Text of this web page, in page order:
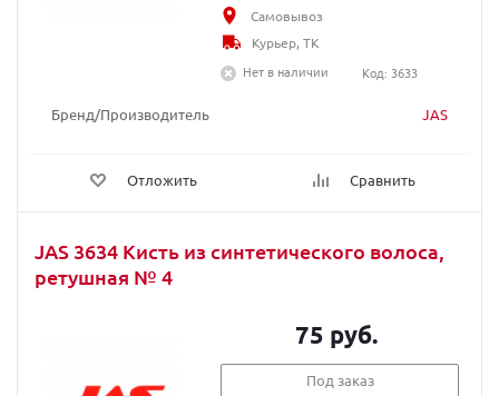
Бренд/Производитель JAS
Отложить Сравнить
Самовывоз
Курьер, ТК
Нет в наличии
Код: 3633
JAS 3634 Кисть из синтетического волоса,
ретушная № 4
75 руб.
Под заказ